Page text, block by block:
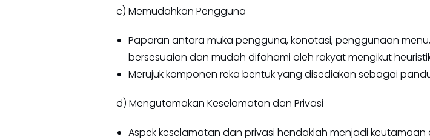
c) Memudahkan Pengguna
Paparan antara muka pengguna, konotasi, penggunaan
bersesuaian dan mudah difahami oleh rakyat mengikut
Merujuk komponen reka bentuk yang disediakan sebagai
d) Mengutamakan Keselamatan dan Privasi
Aspek keselamatan dan privasi hendaklah menjadi